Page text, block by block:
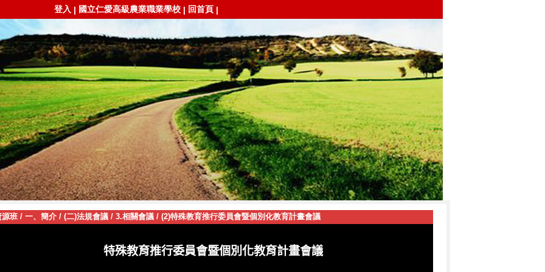
登入 | 國立仁愛高級農業職業學校 | 回首頁 |
源班/ 一、簡介/ (二)法規會議/ 3.相關會議/ (2)特殊教育推行委員會暨個別化教育計畫會議